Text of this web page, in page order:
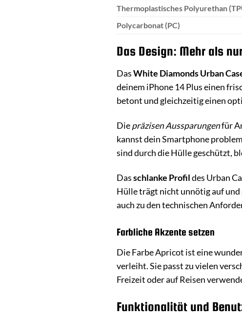
Thermoplastisches Polyurethan
Polycarbonat (PC)
Das Design: Mehr als
DasWhite Diamonds Urban
deinem iPhone 14 Plus einen
betont und gleichzeitig einen
Diepräzisen Aussparungenfür
kannst dein Smartphone
sind durch die Hülle geschützt,
Dasschlanke Profildes Urban
Hülle trägt nicht unnötig auf und
auch zu den technischen
Farbliche Akzente setzen
Die Farbe Apricot ist eine
verleiht. Sie passt zu vielen
Freizeit oder auf Reisen
Funktionalität und